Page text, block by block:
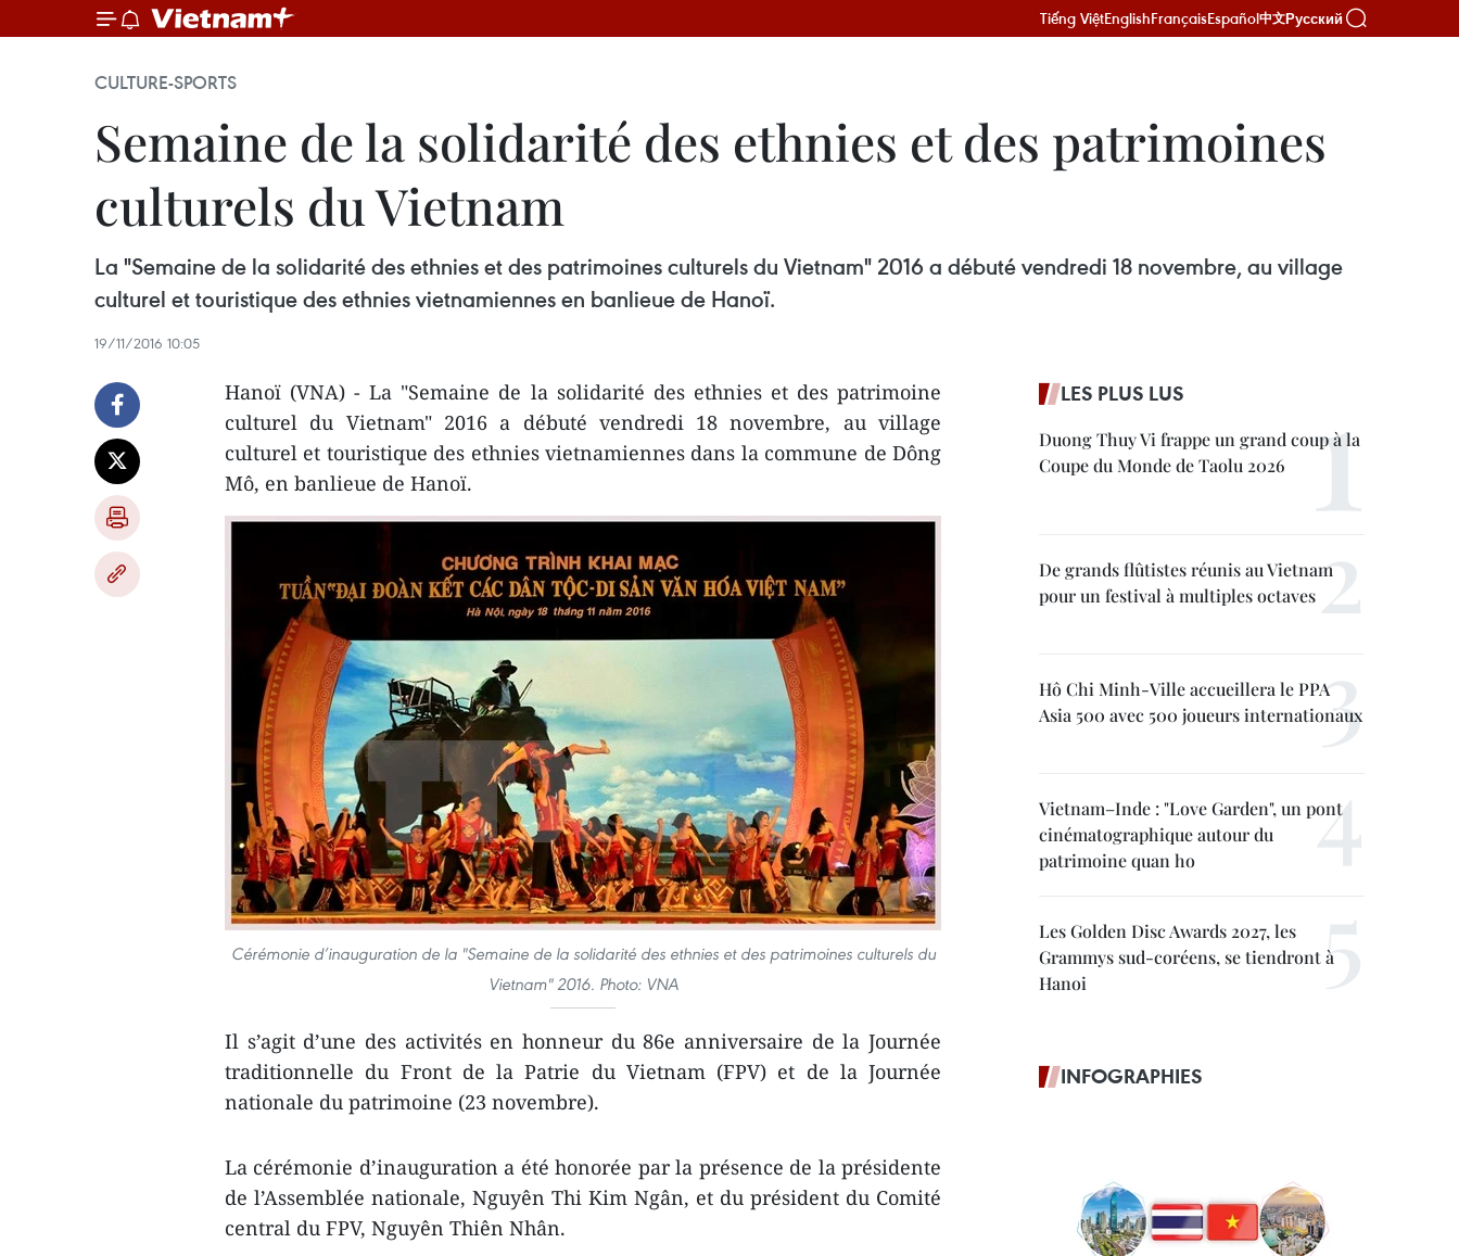
Tiếng ViệtEnglishFrançaisEspañol中文Русский
CULTURE-SPORTS
Semaine de la solidarité des ethnies et des patrimoines
culturels du Vietnam
La "Semaine de la solidarité des ethnies et des patrimoines culturels du Vietnam" 2016 a débuté vendredi 18 novembre, au village
culturel et touristique des ethnies vietnamiennes en banlieue de Hanoï.
19/11/2016 10:05
Hanoï (VNA) - La "Semaine de la solidarité des ethnies et des patrimoine
culturel du Vietnam" 2016 a débuté vendredi 18 novembre, au village
culturel et touristique des ethnies vietnamiennes dans la commune de Dông
Mô, en banlieue de Hanoï.
Cérémonie d’inauguration de la "Semaine de la solidarité des ethnies et des patrimoines culturels du
Vietnam" 2016. Photo: VNA
Il s’agit d’une des activités en honneur du 86e anniversaire de la Journée
traditionnelle du Front de la Patrie du Vietnam (FPV) et de la Journée
nationale du patrimoine (23 novembre).
La cérémonie d’inauguration a été honorée par la présence de la présidente
de l’Assemblée nationale, Nguyên Thi Kim Ngân, et du président du Comité
central du FPV, Nguyên Thiên Nhân.
LES PLUS LUS
Duong Thuy Vi frappe un grand coup à la
Coupe du Monde de Taolu 2026
De grands flûtistes réunis au Vietnam
pour un festival à multiples octaves
Hô Chi Minh-Ville accueillera le PPA
Asia 500 avec 500 joueurs internationaux
Vietnam–Inde : "Love Garden", un pont
cinématographique autour du
patrimoine quan ho
Les Golden Disc Awards 2027, les
Grammys sud-coréens, se tiendront à
Hanoi
INFOGRAPHIES